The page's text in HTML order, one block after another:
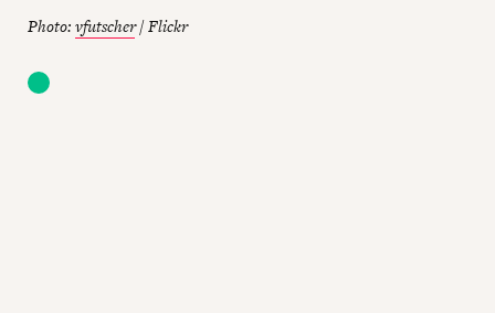
Photo:vfutscher/ Flickr